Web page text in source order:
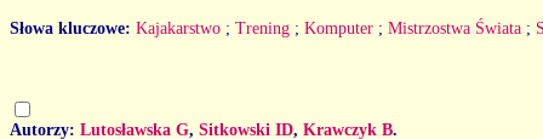
Słowa kluczowe: Kajakarstwo ; Trening ; Komputer ; Mistrzostwa Świata ;
Autorzy: Lutosławska G, Sitkowski ID, Krawczyk B.